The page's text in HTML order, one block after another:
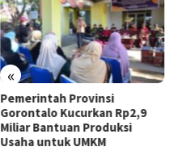
«
Pemerintah Provinsi
Gorontalo Kucurkan Rp2,9
Miliar Bantuan Produksi
Usaha untuk UMKM